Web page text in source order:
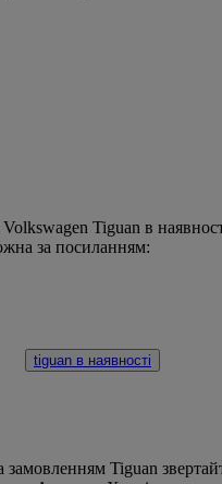
Tiguan в
за посиланням:
tiguan в наявності
замовленням Tiguan